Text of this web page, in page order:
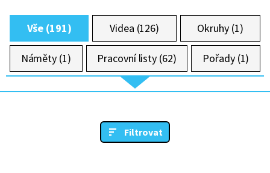
Vše (191) Videa (126) Okruhy (1)
Náměty (1) Pracovní listy (62) Pořady (1)
Filtrovat